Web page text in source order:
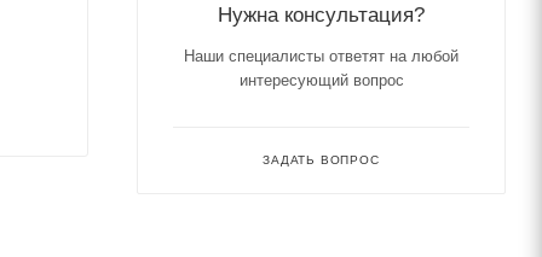
Нужна консультация?
Наши специалисты ответят на любой
интересующий вопрос
ЗАДАТЬ ВОПРОС